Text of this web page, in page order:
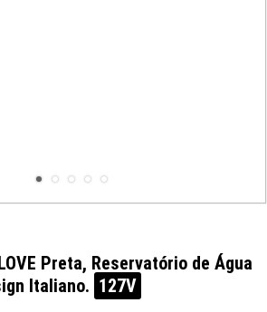
Preta, Reservatório de Água
Italiano. 127V